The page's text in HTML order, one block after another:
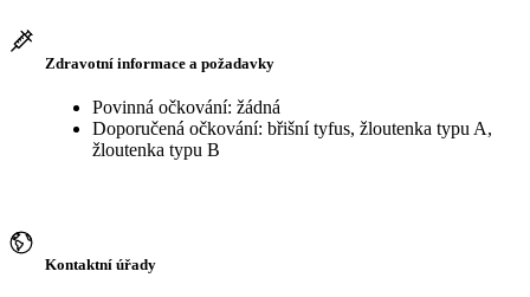
Zdravotní informace a požadavky
Povinná očkování: žádná
Doporučená očkování: břišní tyfus, žloutenka typu A,
žloutenka typu B
Kontaktní úřady